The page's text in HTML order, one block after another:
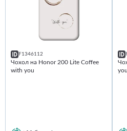
F1346112
Чохол на Honor 200 Lite Coffee
with you
you